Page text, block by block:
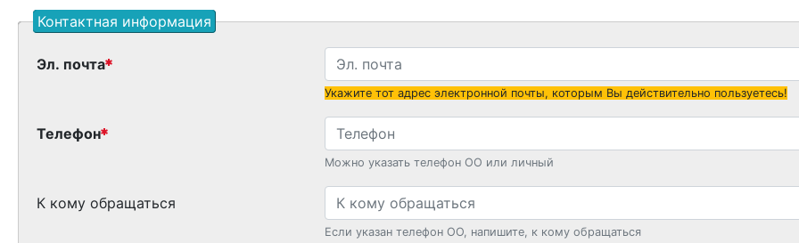
Контактная информация
Эл. почта
Укажите тот адрес электронной почты, которым Вы действительно пользуетесь!
Телефон
Можно указать телефон ОО или личный
К кому обращаться
Если указан телефон ОО, напишите, к кому обращаться